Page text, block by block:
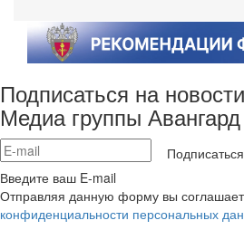
Подписаться на
Медиа группы Авангард
Подписаться
Введите ваш E-mail
Отправляя данную форму вы
конфиденциальности персональных